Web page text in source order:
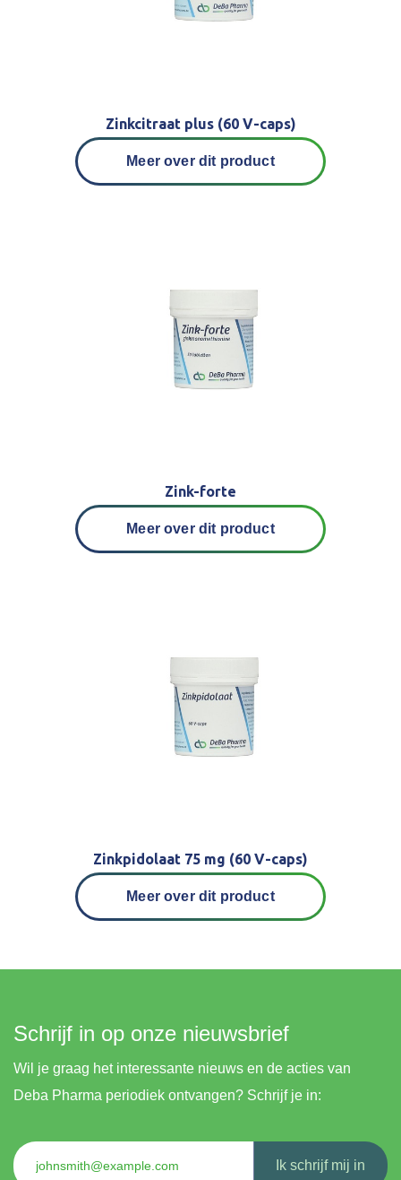
Zinkcitraat plus (60 V-caps)
Meer over dit product
Zink-forte
Meer over dit product
Zinkpidolaat 75 mg (60 V-caps)
Meer over dit product
Ik schrijf mij in
Schrijf in op onze nieuwsbrief
Wil je graag het interessante nieuws en de acties van
Deba Pharma periodiek ontvangen? Schrijf je in: